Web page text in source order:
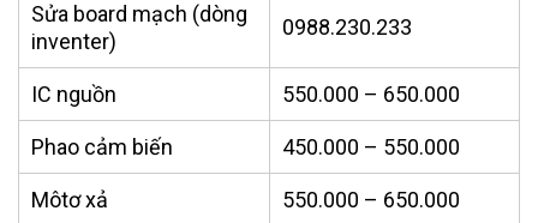
Sửa board mạch (dòng
inventer)
0988.230.233
IC nguồn 550.000 – 650.000
Phao cảm biến 450.000 – 550.000
Môtơ xả 550.000 – 650.000